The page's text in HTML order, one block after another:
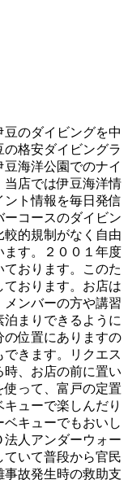
のダイビングを中
格安ダイビングラ
海洋公園でのナイ
当店では伊豆海洋情
ト情報を毎日発信
ーコースのダイビン
的規制がなく自由
ます。２００１年度
おります。このた
おります。お店は
ンバーの方や講習
まりできるように
の位置にありますの
きます。リクエス
時、お店の前に置い
って、富戸の定置
ューで楽しんだり
キューでもおいし
人アンダーウォー
ていて普段から官民
故発生時の救助支